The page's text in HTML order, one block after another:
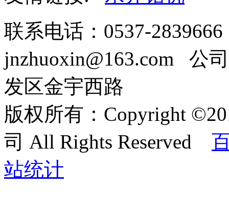
联系电话：0537-
jnzhuoxin@163.com 公
发区金宇西路
版权所有：Copyright
司 All Rights Reserved
站统计